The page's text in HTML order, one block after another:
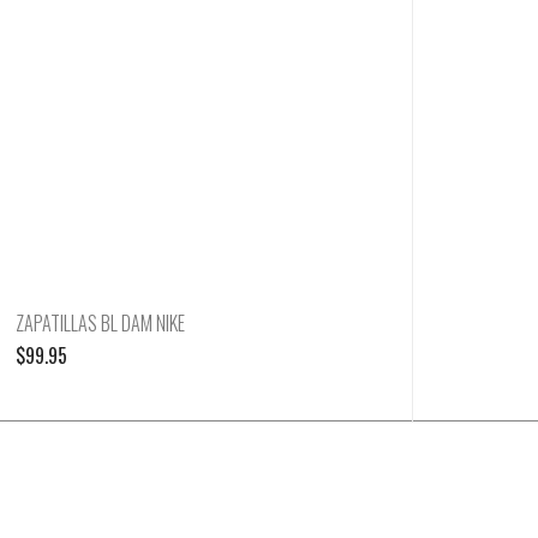
ZAPATILLAS BL DAM NIKE
$99.95